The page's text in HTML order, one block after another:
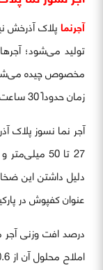
آجرنماپلاک آذرخش
تولید می‌شود؛
مخصوص چیده
زمان حدوداً 30 ساعت پخته می‌شوند.
آجر نما نسوز پلاک
دلیل داشتن این
عنوان کفپوش در